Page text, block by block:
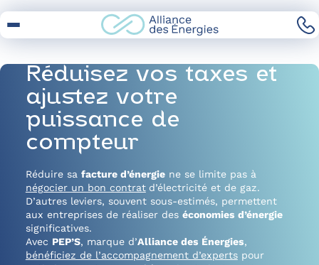
to
Réduisez vos taxes et
ajustez votre
puissance de
compteur
Réduire sa facture d’énergiene se limite pas à
négocier un bon contrat d’électricité et de gaz.
D’autres leviers, souvent sous-estimés, permettent
aux entreprises de réaliser des économies d’énergie
significatives.
Avec PEP’S, marque d’Alliance des Énergies,
bénéficiez de l’accompagnement d’expertspour